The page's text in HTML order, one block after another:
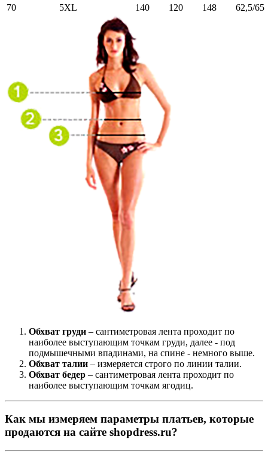
70
5XL 140 120 148 62,5/65
Обхват груди – сантиметровая лента проходит по
наиболее выступающим точкам груди, далее - под
подмышечными впадинами, на спине - немного выше.
Обхват талии – измеряется строго по линии талии.
Обхват бедер – сантиметровая лента проходит по
наиболее выступающим точкам ягодиц.
Как мы измеряем параметры платьев, которые
продаются на сайте shopdress.ru?